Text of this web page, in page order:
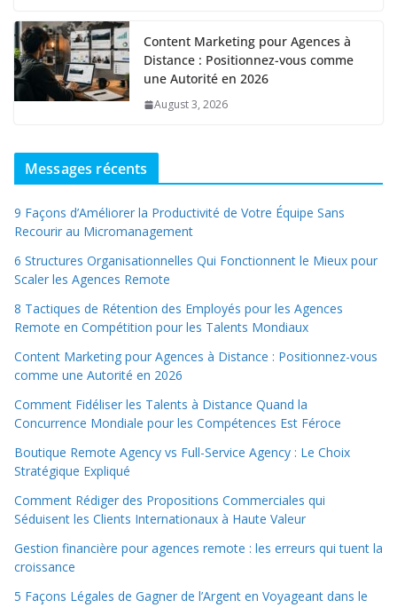
Content Marketing pour Agences à
Distance : Positionnez-vous comme
une Autorité en 2026
August 3, 2026
Messages récents
9 Façons d’Améliorer la Productivité de Votre Équipe Sans
Recourir au Micromanagement
6 Structures Organisationnelles Qui Fonctionnent le Mieux pour
Scaler les Agences Remote
8 Tactiques de Rétention des Employés pour les Agences
Remote en Compétition pour les Talents Mondiaux
Content Marketing pour Agences à Distance : Positionnez-vous
comme une Autorité en 2026
Comment Fidéliser les Talents à Distance Quand la
Concurrence Mondiale pour les Compétences Est Féroce
Boutique Remote Agency vs Full-Service Agency : Le Choix
Stratégique Expliqué
Comment Rédiger des Propositions Commerciales qui
Séduisent les Clients Internationaux à Haute Valeur
Gestion financière pour agences remote : les erreurs qui tuent la
croissance
5 Façons Légales de Gagner de l’Argent en Voyageant dans le